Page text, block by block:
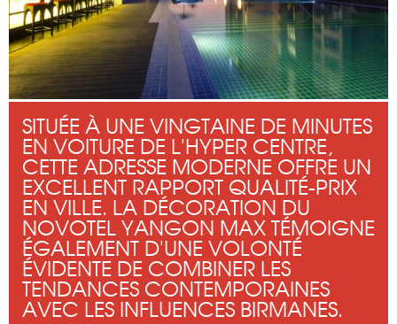
SITUÉE À UNE VINGTAINE DE MINUTES
EN VOITURE DE L'HYPER CENTRE,
CETTE ADRESSE MODERNE OFFRE UN
EXCELLENT RAPPORT QUALITÉ-PRIX
EN VILLE. LA DÉCORATION DU
NOVOTEL YANGON MAX TÉMOIGNE
ÉGALEMENT D'UNE VOLONTÉ
ÉVIDENTE DE COMBINER LES
TENDANCES CONTEMPORAINES
AVEC LES INFLUENCES BIRMANES.